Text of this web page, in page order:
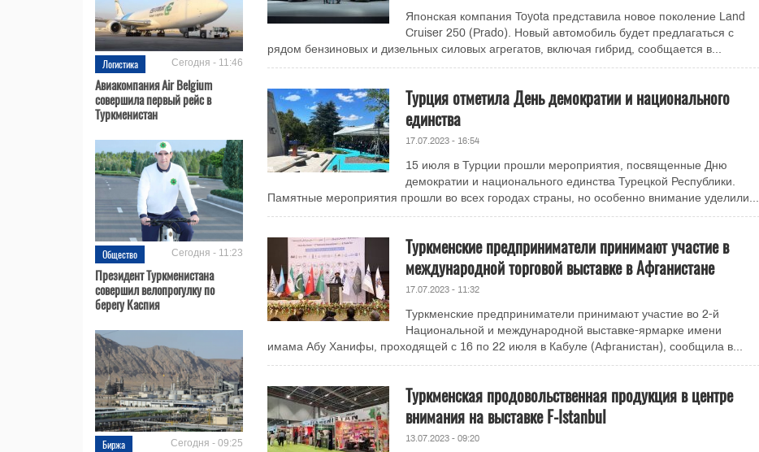
Логистика Сегодня - 11:46
Авиакомпания Air Belgium
совершила первый рейс в
Туркменистан
Общество Сегодня - 11:23
Президент Туркменистана
совершил велопрогулку по
берегу Каспия
Биржа Сегодня - 09:25
Японская компания Toyota представила новое поколение Land
Cruiser 250 (Prado). Новый автомобиль будет предлагаться с
рядом бензиновых и дизельных силовых агрегатов, включая гибрид, сообщается в...
Турция отметила День демократии и национального
единства
17.07.2023 - 16:54
15 июля в Турции прошли мероприятия, посвященные Дню
демократии и национального единства Турецкой Республики.
Памятные мероприятия прошли во всех городах страны, но особенно внимание уделили...
Туркменские предприниматели принимают участие в
международной торговой выставке в Афганистане
17.07.2023 - 11:32
Туркменские предприниматели принимают участие во 2-й
Национальной и международной выставке-ярмарке имени
имама Абу Ханифы, проходящей с 16 по 22 июля в Кабуле (Афганистан), сообщила в...
Туркменская продовольственная продукция в центре
внимания на выставке F-Istanbul
13.07.2023 - 09:20